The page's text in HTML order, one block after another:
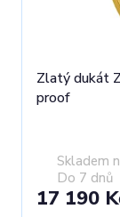
Zlatý dukát
proof
Skladem
Do 7 dnů
17 190